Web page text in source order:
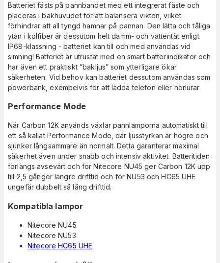
Batteriet fästs på pannbandet med ett integrerat fäste och
placeras i bakhuvudet för att balansera vikten, vilket
förhindrar att all tyngd hamnar på pannan. Den lätta och tåliga
ytan i kolfiber är dessutom helt damm- och vattentät enligt
IP68-klassning - batteriet kan till och med användas vid
simning! Batteriet är utrustat med en smart batteriindikator och
har även ett praktiskt ”bakljus” som ytterligare ökar
säkerheten. Vid behov kan batteriet dessutom användas som
powerbank, exempelvis för att ladda telefon eller hörlurar.
Performance Mode
När Carbon 12K används växlar pannlamporna automatiskt till
ett så kallat Performance Mode, där ljusstyrkan är högre och
sjunker långsammare än normalt. Detta garanterar maximal
säkerhet även under snabb och intensiv aktivitet. Batteritiden
förlängs avsevärt och för Nitecore NU45 ger Carbon 12K upp
till 2,5 gånger längre drifttid och för NU53 och HC65 UHE
ungefär dubbelt så lång drifttid.
Kompatibla lampor
Nitecore NU45
Nitecore NU53
Nitecore HC65 UHE